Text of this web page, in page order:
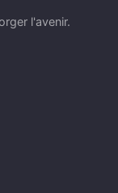
l'avenir.